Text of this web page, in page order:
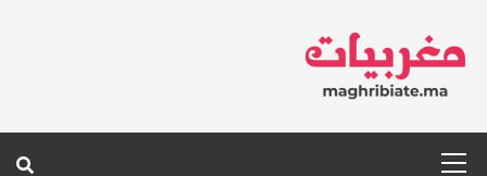
content
Menu